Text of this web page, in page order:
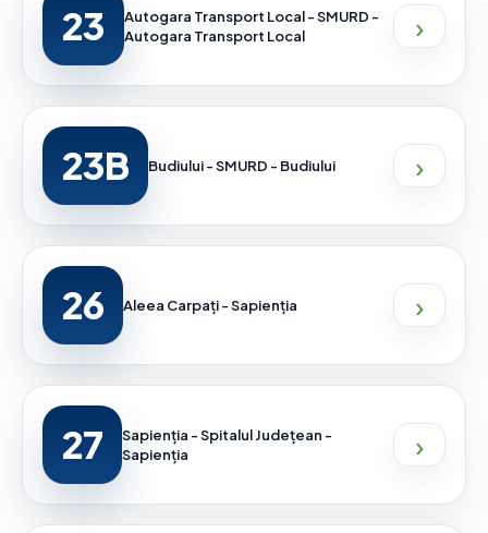
23
Autogara Transport Local - SMURD -
Autogara Transport Local
›
23B Budiului - SMURD - Budiului ›
26 Aleea Carpați - Sapienția ›
27
Sapienția - Spitalul Județean -
Sapienția
›